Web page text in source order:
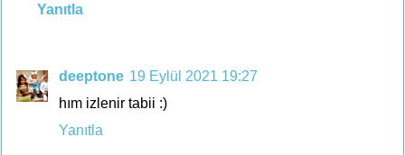
Yanıtla
deeptone 19 Eylül 2021 19:27
hım izlenir tabii :)
Yanıtla